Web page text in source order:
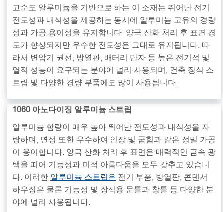
고순도 알루미늄을 기반으로 하는 이 소재는 뛰어난 전기
전도성과 내식성을 제공하는 동시에 알루미늄 고유의 경량
성과 가공 용이성을 유지합니다. 양극 산화 처리 후 표면 경
도가 향상되지만 우수한 전도성은 그대로 유지됩니다. 따
라서 변압기 권선, 방열판, 배터리 단자 등 높은 전기적 및
열적 성능이 요구되는 분야에 널리 사용되며, 건축 장식 스
트립 및 다양한 경량 부품에도 많이 사용됩니다.
1060 아노다이징 알루미늄 스트립
알루미늄 함량이 매우 높아 뛰어난 전도성과 내식성을 자
랑하며, 연성 또한 우수하여 인장 및 굽힘과 같은 정밀 가공
이 용이합니다. 양극 산화 처리 후 표면은 매력적인 금속 광
택을 띠어 기능성과 미적 아름다움을 모두 갖추고 있습니
다. 이러한 알루미늄 스트립은 전기 부품, 방열판, 콘덴서
하우징은 물론 기능성 및 장식용 문틀과 창틀 등 다양한 분
야에 널리 사용됩니다.